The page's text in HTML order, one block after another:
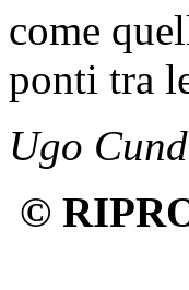
come
ponti tra
Ugo
©